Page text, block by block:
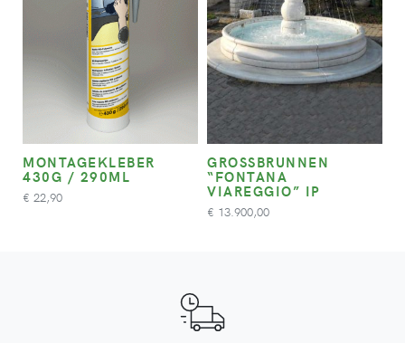
MONTAGEKLEBER
430G / 290ML
€ 22,90
GROSSBRUNNEN “
FONTANA V
IAREGGIO” IP
€ 13.900,00